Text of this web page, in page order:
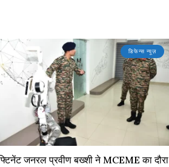
डिफेन्स न्यूज़
जनरल प्रवीण बख्शी ने MCEME का दौरा